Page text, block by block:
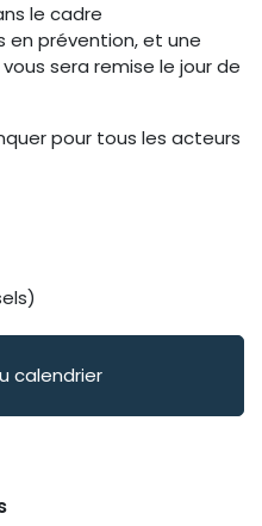
le cadre
en prévention, et une
sera remise le jour de
pour tous les acteurs
)
calendrier